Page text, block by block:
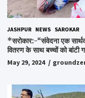
JASHPUR NEWS SAROKAR
*सरोकार:-“संवेदना एक
वितरण के साथ बच्चों को
अपनों को पाकर भाव विभोर
किया गया याद,समाजसेवी और
May 29, 2024